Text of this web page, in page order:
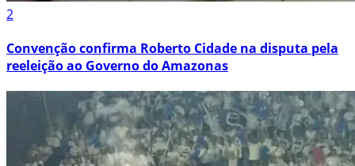
2
Convenção confirma Roberto Cidade na disputa pela
reeleição ao Governo do Amazonas